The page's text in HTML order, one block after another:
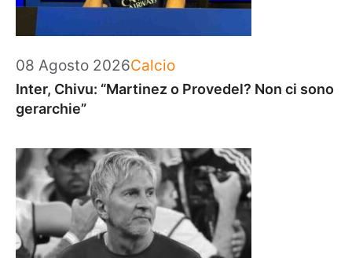
08 Agosto 2026Categorie
Calcio
Inter, Chivu: “Martinez o Provedel? Non ci sono
gerarchie”